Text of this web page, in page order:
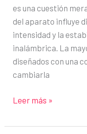
es una cuestión
del aparato influye
intensidad y la
inalámbrica. La
diseñados con una
cambiarla
Colocar
router
Leer más »